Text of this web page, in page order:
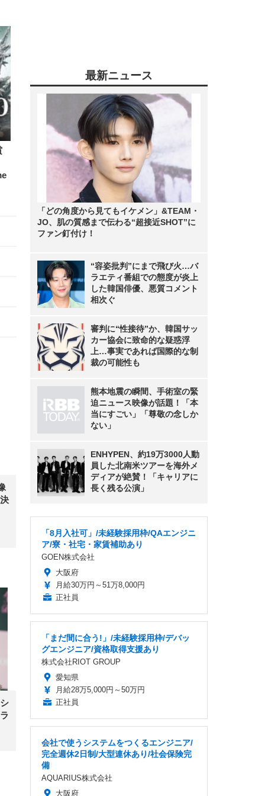
最新ニュース
「どの角度から見てもイケメン」&TEAM・
JO、肌の質感まで伝わる“超接近SHOT”に
ファン釘付け！
“容姿批判”にまで飛び火…バ
ラエティ番組での態度が炎上
した韓国俳優、悪質コメント
相次ぐ
審判に“性接待”か、韓国サッ
カー協会に致命的な疑惑浮
上…事実であれば国際的な制
裁の可能性も
熊本地震の瞬間、手術室の緊
迫ニュース映像が話題！「本
当にすごい」「尊敬の念しか
ない」
ENHYPEN、約19万3000人動
員した北南米ツアーを海外メ
ディアが絶賛！「キャリアに
長く残る公演」
「8月入社可」/未経験採用枠/QAエンジニ
ア/寮・社宅・家賃補助あり
GOEN株式会社
大阪府
月給30万円～51万8,000円
正社員
「まだ間に合う!」/未経験採用枠/デバッ
グエンジニア/資格取得支援あり
株式会社RIOT GROUP
愛知県
月給28万5,000円～50万円
正社員
会社で使うシステムをつくるエンジニア/
完全週休2日制/大型連休あり/社会保険完
備
AQUARIUS株式会社
大阪府